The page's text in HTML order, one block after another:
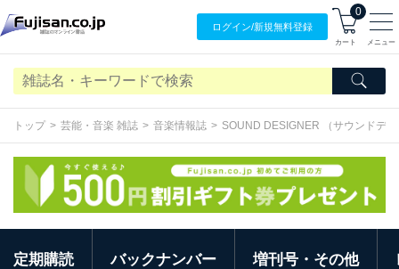
ログイン/新規無料登録
0
カート メニュー
トップ 芸能・音楽 雑誌 音楽情報誌 SOUND DESIGNER （サウンドデ
定期購読 バックナンバー 増刊号・その他